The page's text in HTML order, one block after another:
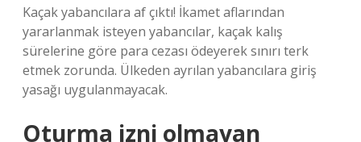
Kaçak yabancılara af çıktı! İkamet aflarından
yararlanmak isteyen yabancılar, kaçak kalış
sürelerine göre para cezası ödeyerek sınırı terk
etmek zorunda. Ülkeden ayrılan yabancılara giriş
yasağı uygulanmayacak.
Oturma izni olmayan